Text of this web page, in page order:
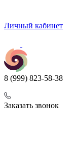
Личный кабинет
8 (999) 823-58-38
Заказать звонок